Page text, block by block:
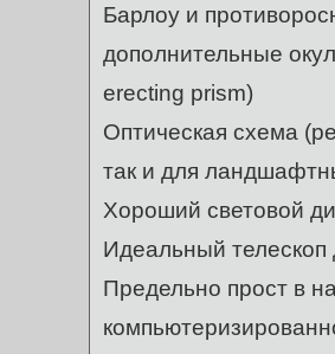
Барлоу и
дополнительные
erecting prism)
Оптическая схема
так и для
Хороший световой
Идеальный
Предельно прост в